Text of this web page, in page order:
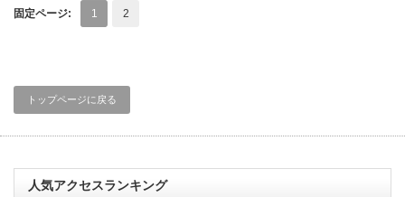
固定ページ: 1 2
トップページに戻る
人気アクセスランキング